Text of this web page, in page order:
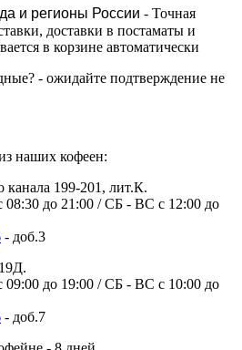
и регионы России - Точная
доставки в постаматы и
в корзине автоматически
- ожидайте подтверждение не
наших кофеен:
199-201, лит.К.
до 21:00 / СБ - ВС с 12:00 до
- доб.3
до 19:00 / СБ - ВС с 10:00 до
- доб.7